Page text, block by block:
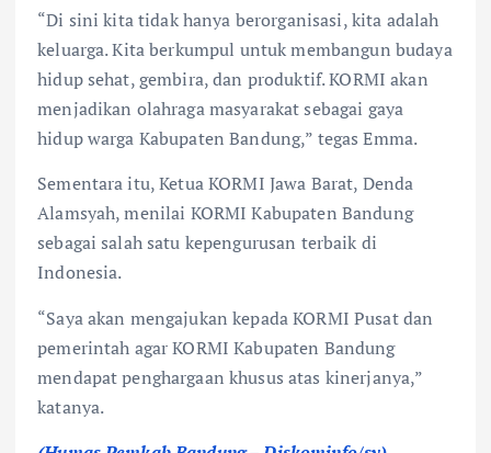
“Di sini kita tidak hanya berorganisasi, kita adalah
keluarga. Kita berkumpul untuk membangun budaya
hidup sehat, gembira, dan produktif. KORMI akan
menjadikan olahraga masyarakat sebagai gaya
hidup warga Kabupaten Bandung,” tegas Emma.
Sementara itu, Ketua KORMI Jawa Barat, Denda
Alamsyah, menilai KORMI Kabupaten Bandung
sebagai salah satu kepengurusan terbaik di
Indonesia.
“Saya akan mengajukan kepada KORMI Pusat dan
pemerintah agar KORMI Kabupaten Bandung
mendapat penghargaan khusus atas kinerjanya,”
katanya.